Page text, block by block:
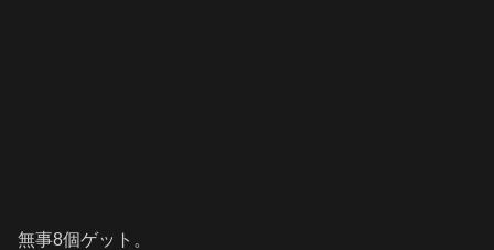
無事8個ゲット。